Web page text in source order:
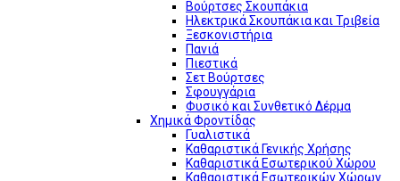
Βούρτσες Σκουπάκια
Ηλεκτρικά Σκουπάκια και Τριβεία
Ξεσκονιστήρια
Πανιά
Πιεστικά
Σετ Βούρτσες
Σφουγγάρια
Φυσικό και Συνθετικό Δέρμα
Χημικά Φροντίδας
Γυαλιστικά
Καθαριστικά Γενικής Χρήσης
Καθαριστικά Εσωτερικού Χώρου
Καθαριστικά Εσωτερικών Χώρων